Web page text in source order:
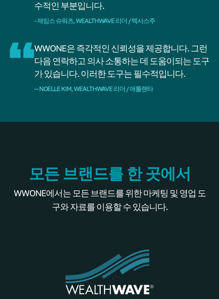
수적인 부분입니다.
- 제임스 슈워츠, WEALTHWAVE 리더 / 텍사스주
WWONE은 즉각적인 신뢰성을 제공합니다. 그런
다음 연락하고 의사 소통하는 데 도움이되는 도구
가 있습니다. 이러한 도구는 필수적입니다.
-- NOELLE KIM, WEALTHWAVE 리더 / 애틀랜타
모든 브랜드를 한 곳에서
WWONE에서는 모든 브랜드를 위한 마케팅 및 영업 도
구와 자료를 이용할 수 있습니다.